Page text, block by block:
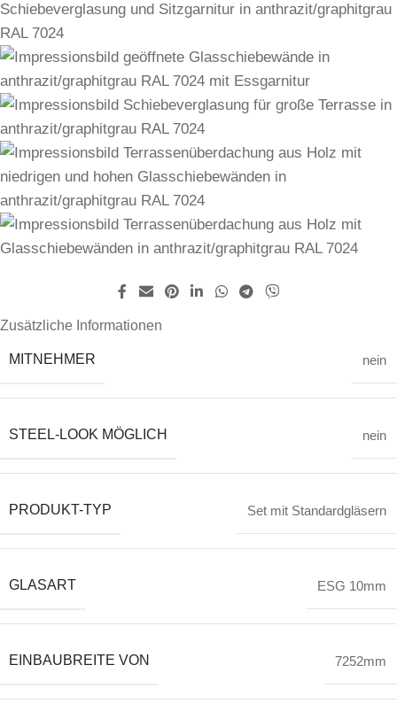
Zusätzliche Informationen
MITNEHMER nein
STEEL-LOOK MÖGLICH nein
PRODUKT-TYP Set mit Standardgläsern
GLASART ESG 10mm
EINBAUBREITE VON 7252mm